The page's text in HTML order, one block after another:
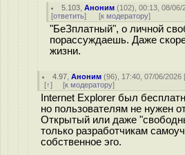
5.103 ,Аноним (102), 00:13, 08/06/
[ответить] [к модератору]
"БеЗплатный", о личной
порассуждаешь. Даже
жизни.
4.97 ,Аноним (96), 17:40, 07/06/2026
[↑] [к модератору]
Internet Explorer был
но пользователям не нужен
Открытый или даже
только разработчикам
собственное эго.